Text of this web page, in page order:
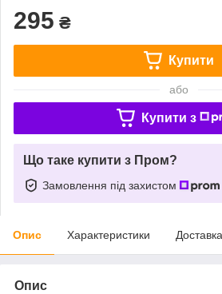
295 ₴
Купити
або
Купити з
Що таке купити з Пром?
Замовлення під захистом
Опис Характеристики Доставка
Опис